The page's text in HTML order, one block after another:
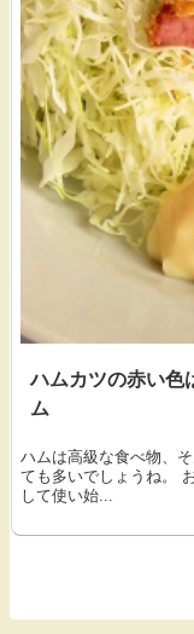
ハムカツの赤い色
ム
ハムは高級な食べ物、
ても多いでしょうね。
して使い始...